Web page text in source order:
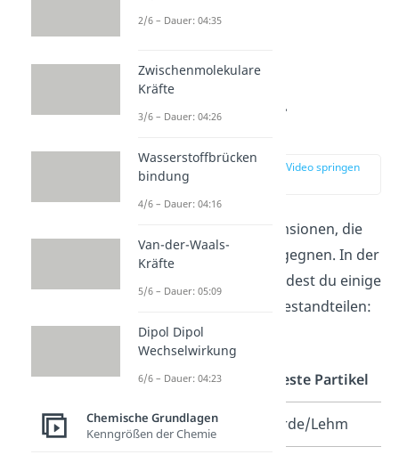
Suspension —
zur Stelle im Video springen
Es gibt etliche Suspensionen, die
dir auch im Alltag begegnen. In der
findest du einige
mit ihren Bestandteilen:
Suspension Feste Partikel
Schlamm Erde/Lehm
2/6 – Dauer: 04:35
Zwischenmolekulare
Kräfte
3/6 – Dauer: 04:26
Wasserstoffbrücken
bindung
4/6 – Dauer: 04:16
Van-der-Waals-
Kräfte
5/6 – Dauer: 05:09
Dipol Dipol
Wechselwirkung
6/6 – Dauer: 04:23
Chemische Grundlagen
Kenngrößen der Chemie